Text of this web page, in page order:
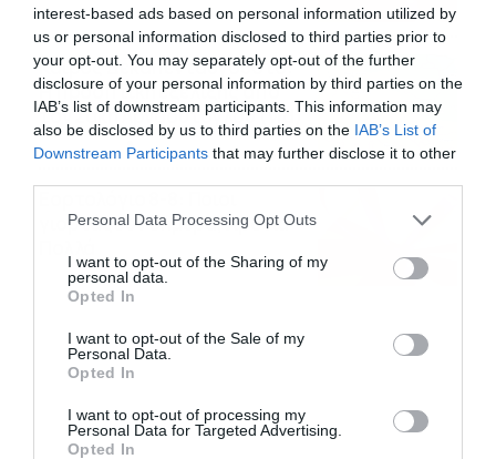
interest-based ads based on personal information utilized by
us or personal information disclosed to third parties prior to
your opt-out. You may separately opt-out of the further
disclosure of your personal information by third parties on the
IAB’s list of downstream participants. This information may
also be disclosed by us to third parties on the IAB’s List of
Downstream Participants that may further disclose it to other
Please note that this website/app uses one or more Google
not limited to your visit or usage behaviour. You may click to
grant or deny consent to Google and its third-party tags to
use your data for below specified purposes in below Google
consent section.
Personal Data Processing Opt Outs
I want to opt-out of the Sharing of my
personal data.
Opted In
I want to opt-out of the Sale of my
Personal Data.
Opted In
I want to opt-out of processing my
Personal Data for Targeted Advertising.
Opted In
09/08/2026 10:15
Καιρός Δεκαπενταύγουστο:
Η προοπτική εξέλιξης από
τον Σάκη Αρναούτογλου (vid)
08/08/2026 08:51
γιορτάζουν σήμερα; Χρόνια
08/08/2026 08:25